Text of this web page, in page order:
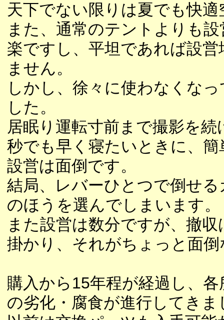
天下でない限りは夏でも快適
また、通常のテントよりも
楽ですし、平坦であれば設営
ません。
しかし、徐々に使わなくな
した。
居眠り運転寸前まで撮影を続
秒でも早く寝たいときに、
設営は面倒です。
結局、レバーひとつで倒せ
のほうを選んでしまいます。
また設営は数分ですが、撤収
掛かり、それがちょっと面
購入から15年程が経過し、
の劣化・腐食が進行してきま